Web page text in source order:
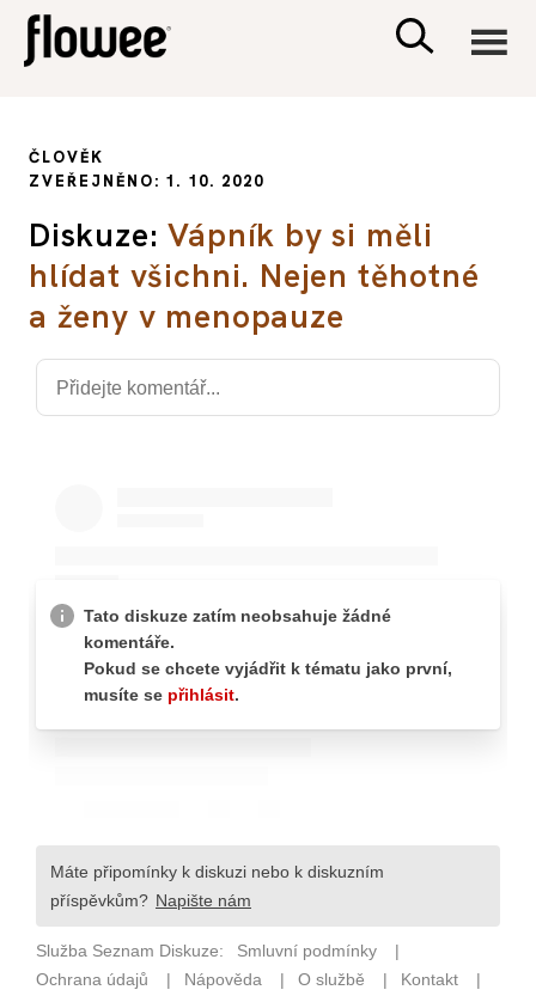
PSYCHOLOGIE
SEX A VZTAHY
ČLOVĚK
ZVEŘEJNĚNO: 1. 10. 2020
Diskuze:Vápník by si měli
hlídat všichni. Nejen těhotné
a ženy v menopauze